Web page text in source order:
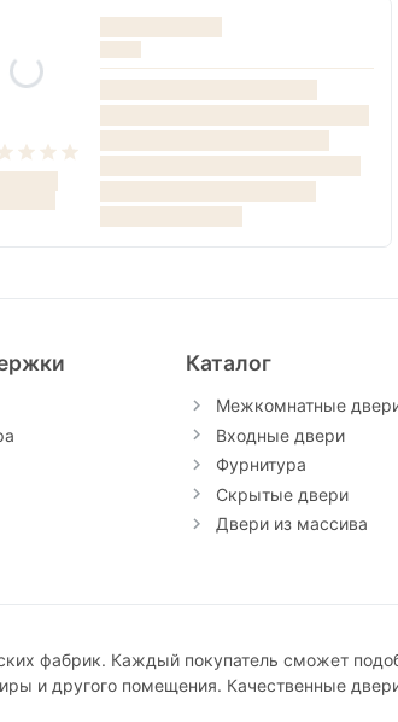
Каталог
Межкомнатные
Входные двери
Фурнитура
Скрытые двери
Двери из массива
фабрик. Каждый покупатель сможет
и другого помещения. Качественные